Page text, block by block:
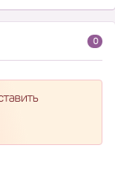
0